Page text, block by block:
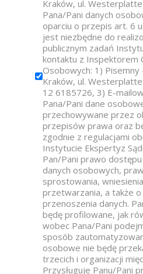
Kraków, ul.
Pana/Pani danych
oparciu o przepis art. 6
jest niezbędne do
publicznym zadań
kontaktu z Inspektorem
Osobowych: 1)
Kraków, ul.
12 6185726, 3) E-
Pana/Pani dane
przechowywane przez
przepisów prawa oraz
zgodnie z regulacjami
Instytucie Ekspertyz
Pan/Pani prawo
danych osobowych,
sprostowania,
przetwarzania, a także
przenoszenia danych.
będę profilowane, jak
wobec Pana/Pani
sposób
osobowe nie będę
trzecich i organizacji
Przysługuje Panu/Pani